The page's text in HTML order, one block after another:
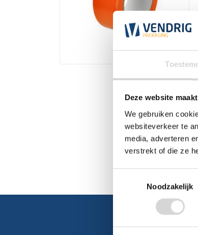
Deze website
We gebruiken
websiteverkeer te
media, adverteren
verstrekt of die ze
Noodzakelijk